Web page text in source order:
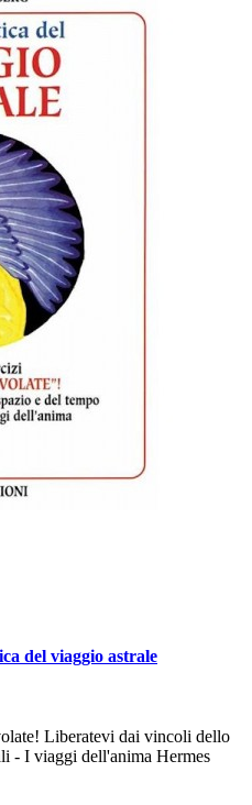
del viaggio astrale
Liberatevi dai vincoli dello
- I viaggi dell'anima Hermes